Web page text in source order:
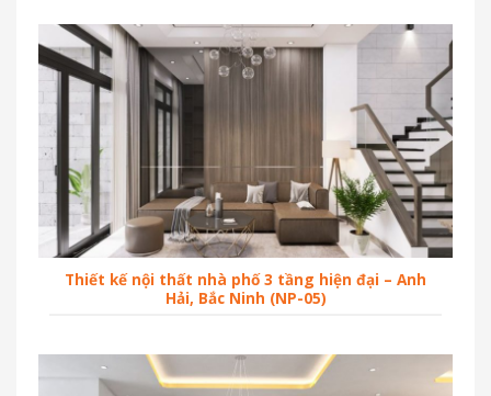
Thiết kế nội thất nhà phố 3 tầng hiện đại – Anh
Hải, Bắc Ninh (NP-05)